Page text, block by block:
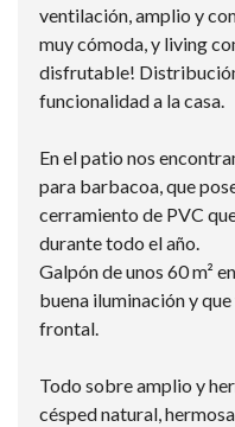
ventilación, amplio y
muy cómoda, y living
disfrutable!
funcionalidad a la casa.
En el patio nos
para barbacoa, que
cerramiento de PVC
durante todo el año.
Galpón de unos 60 m²
buena iluminación y
frontal.
Todo sobre amplio y
césped natural,